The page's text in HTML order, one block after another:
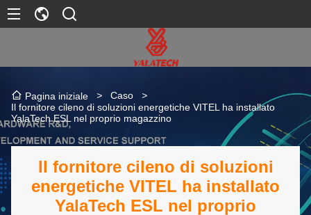
Pagina iniziale > Caso
>
Il fornitore cileno di soluzioni energetiche VITEL ha installato
YalaTech ESL nel proprio magazzino
Il fornitore cileno di soluzioni
energetiche VITEL ha installato
YalaTech ESL nel proprio